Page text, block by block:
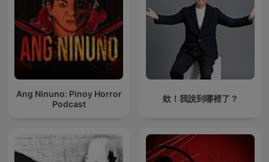
Ang Ninuno: Pinoy Horror
Podcast
欸！我說到哪裡了？